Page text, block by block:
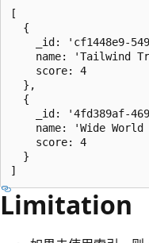
[
  {
_id: 'cf1448e9-
name: 'Tailwind
    score: 4
  },
  {
_id: '4fd389af-
name: 'Wide World
    score: 4
  }
Limitation